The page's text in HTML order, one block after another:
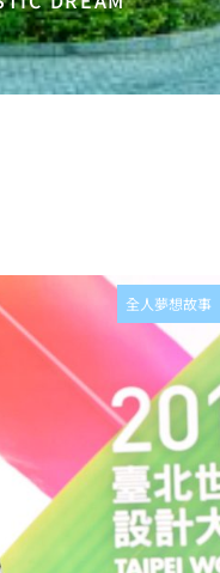
全人夢想故事